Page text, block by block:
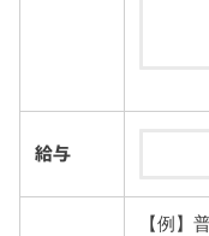
給与
【例】